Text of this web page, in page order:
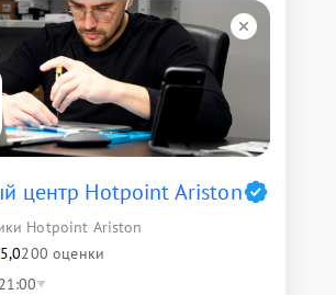
центр Hotpoint Ariston
Hotpoint Ariston
5,0200 оценки